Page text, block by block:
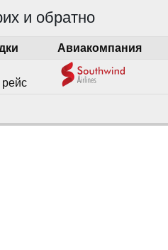
и обратно
Авиакомпания